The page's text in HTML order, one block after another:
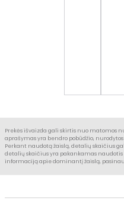
Prekės išvaizda gali skirtis nuo matomos
aprašymas yra bendro pobūdžio,
Perkant naudotą žaislą, detalių skaičius
detalių skaičius yra pakankamas
informaciją apie dominantį žaislą,